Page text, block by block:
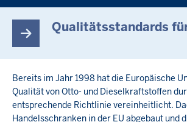
Qualitätsstandards
Bereits im Jahr 1998 hat die Europäische
Qualität von Otto- und Dieselkraftstoffen
entsprechende Richtlinie vereinheitlicht.
Handelsschranken in der EU abgebaut und